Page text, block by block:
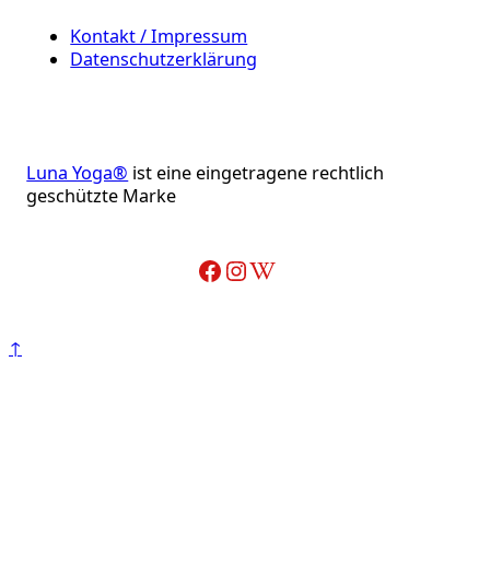
Kontakt / Impressum
Datenschutzerklärung
Luna Yoga® ist eine eingetragene rechtlich
geschützte Marke
Facebook InstagramWikipedia-Artikel über Adelheid Ohlig
↑